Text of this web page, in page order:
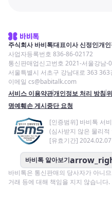
주식회사 바비톡대표이사 신정인개
사업자등록번호 836-86-02172
통신판매업신고번호 2021-서울강남-
서울특별시 서초구 강남대로 363 363
이메일 cs@babitalk.com
서비스 이용약관개인정보 처리 방침
명예훼손 게시중단 요청
[인증범위] 바비톡 서
(심사받지 않은 물리적
[유효기간]
바비톡 알아보기
바비톡은 통신판매의 당사자가 아니
거래 등에 대해 책임을 지지 않습니다.